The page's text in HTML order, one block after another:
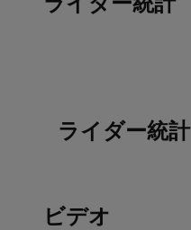
ライダー統計
ビデオ